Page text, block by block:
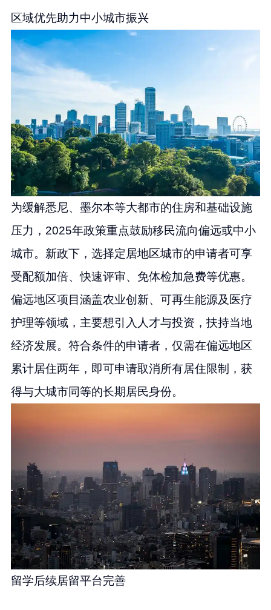
区域优先助力中小城市振兴
为缓解悉尼、墨尔本等大都市的住房和基础设施
压力，2025年政策重点鼓励移民流向偏远或中小
城市。新政下，选择定居地区城市的申请者可享
受配额加倍、快速评审、免体检加急费等优惠。
偏远地区项目涵盖农业创新、可再生能源及医疗
护理等领域，主要想引入人才与投资，扶持当地
经济发展。符合条件的申请者，仅需在偏远地区
累计居住两年，即可申请取消所有居住限制，获
得与大城市同等的长期居民身份。
留学后续居留平台完善